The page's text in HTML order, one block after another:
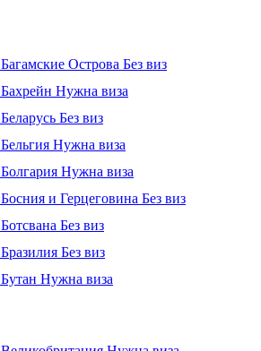
Багамские Острова Без виз
Бахрейн Нужна виза
Беларусь Без виз
Бельгия Нужна виза
Болгария Нужна виза
Босния и Герцеговина Без виз
Ботсвана Без виз
Бразилия Без виз
Бутан Нужна виза